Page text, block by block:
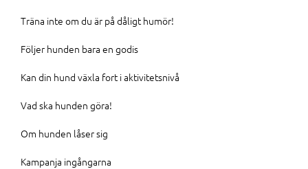
Träna inte om du är på dåligt humör!
Följer hunden bara en godis
Kan din hund växla fort i aktivitetsnivå
Vad ska hunden göra!
Om hunden låser sig
Kampanja ingångarna